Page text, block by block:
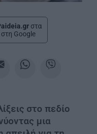
στα
Google
στο πεδίο
μια